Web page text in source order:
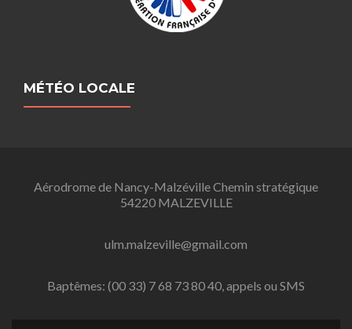
MÉTÉO LOCALE
Aérodrome de Nancy-Malzéville Chemin stratégique
54220 MALZEVILLE
ulm.malzeville@gmail.com
Baptêmes: (00 33) 7 68 73 80 40, appels ou SMS